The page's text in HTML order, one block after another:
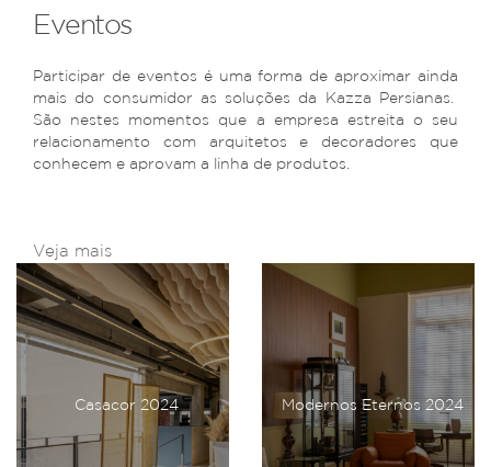
Eventos
Participar de eventos é uma forma de aproximar ainda
mais do consumidor as soluções da Kazza Persianas.
São nestes momentos que a empresa estreita o seu
relacionamento com arquitetos e decoradores que
conhecem e aprovam a linha de produtos.
Veja mais
Casacor 2024 Modernos Eternos 2024